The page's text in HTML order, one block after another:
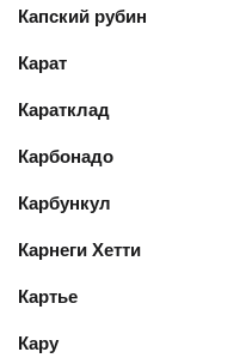
Капский рубин
Карат
Каратклад
Карбонадо
Карбункул
Карнеги Хетти
Картье
Кару